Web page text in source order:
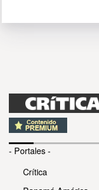
- Portales -
Crítica